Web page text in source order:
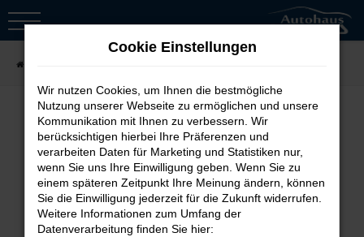
Zum
Fehler: Network Error
Beim Laden ist ein Fehler aufgetreten.
Hier sind ein paar Tipps, die dir helfen
können:
Cookie Einstellungen
Wir nutzen Cookies, um Ihnen die bestmögliche
Nutzung unserer Webseite zu ermöglichen und unsere
Kommunikation mit Ihnen zu verbessern. Wir
berücksichtigen hierbei Ihre Präferenzen und
verarbeiten Daten für Marketing und Statistiken nur,
wenn Sie uns Ihre Einwilligung geben. Wenn Sie zu
einem späteren Zeitpunkt Ihre Meinung ändern, können
Sie die Einwilligung jederzeit für die Zukunft widerrufen.
Weitere Informationen zum Umfang der
Datenverarbeitung finden Sie hier: